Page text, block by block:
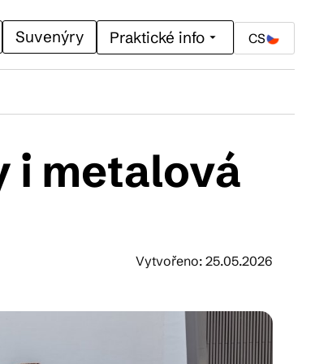
Suvenýry Praktické info CS
i metalová
Vytvořeno: 25.05.2026